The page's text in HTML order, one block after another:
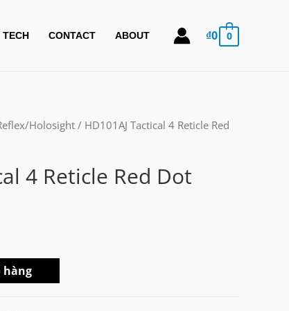
TECH CONTACT ABOUT ₫0 0
Holosight / HD101AJ Tactical 4 Reticle Red
4 Reticle Red Dot
hàng